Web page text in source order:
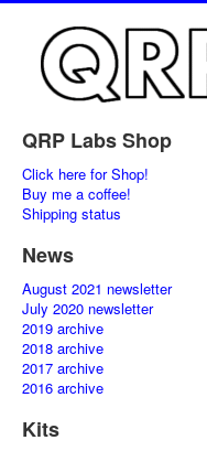
QRP Labs Shop
Click here for Shop!
Buy me a coffee!
Shipping status
News
August 2021 newsletter
July 2020 newsletter
2019 archive
2018 archive
2017 archive
2016 archive
Kits